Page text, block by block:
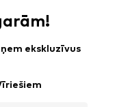
ekskluzīvus